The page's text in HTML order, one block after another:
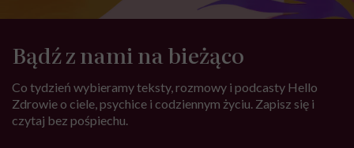
Bądź z nami na bieżąco
Co tydzień wybieramy teksty, rozmowy i podcasty Hello
Zdrowie o ciele, psychice i codziennym życiu. Zapisz się i
czytaj bez pośpiechu.